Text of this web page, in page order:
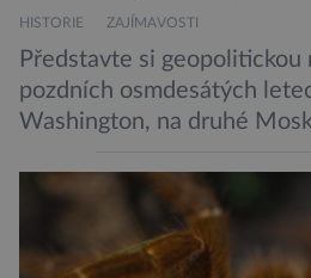
HISTORIE ZAJÍMAVOSTI
Představte si geopolitickou
pozdních osmdesátých
Washington, na druhé
padesátkrát dokola,
vojáků v permanentní
Donald Kendall, generální